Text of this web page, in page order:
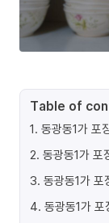
Table of
1. 동광동1가 포
2. 동광동1가 포
3. 동광동1가 포
4. 동광동1가